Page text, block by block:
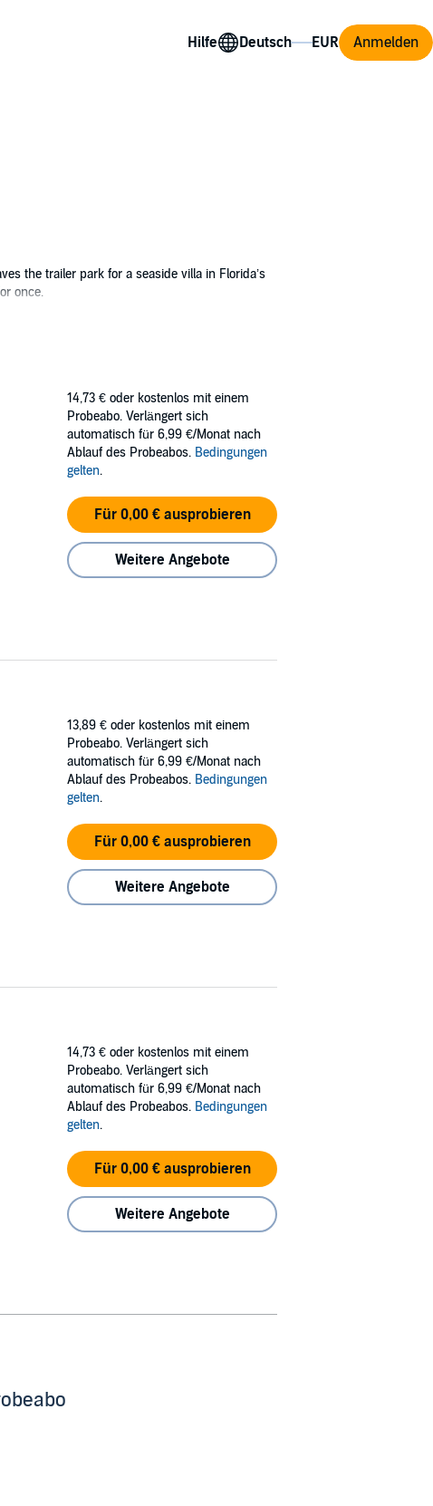
Hilfe Anmelden
the trailer park for a seaside villa in Florida’s
once.
a gentle giant with autism and secrets of
capital. The case heats up just as Izzy’s life
Bardo by the Seais book one of the Izzy and Elton
14,73 € oder kostenlos mit einem
Probeabo. Verlängert sich
automatisch für 6,99 €/Monat nach
Ablauf des Probeabos. Bedingungen
gelten.
Für 0,00 € ausprobieren
Weitere Angebote
13,89 € oder kostenlos mit einem
Probeabo. Verlängert sich
automatisch für 6,99 €/Monat nach
Ablauf des Probeabos. Bedingungen
gelten.
Für 0,00 € ausprobieren
Weitere Angebote
14,73 € oder kostenlos mit einem
Probeabo. Verlängert sich
automatisch für 6,99 €/Monat nach
Ablauf des Probeabos. Bedingungen
gelten.
Für 0,00 € ausprobieren
Weitere Angebote